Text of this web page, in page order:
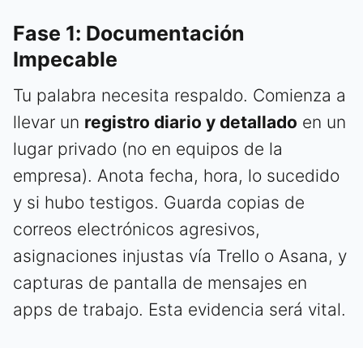
Fase 1: Documentación
Impecable
Tu palabra necesita respaldo. Comienza a
llevar un registro diario y detallado en un
lugar privado (no en equipos de la
empresa). Anota fecha, hora, lo sucedido
y si hubo testigos. Guarda copias de
correos electrónicos agresivos,
asignaciones injustas vía Trello o Asana, y
capturas de pantalla de mensajes en
apps de trabajo. Esta evidencia será vital.